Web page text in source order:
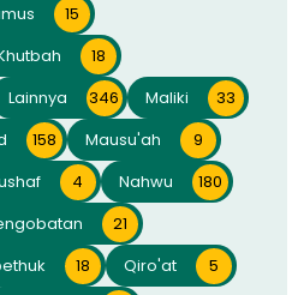
15
18
Lainnya 346 Maliki
33
158 Mausu'ah
9
4 Nahwu
180
21
18 Qiro'at
5